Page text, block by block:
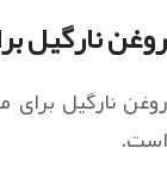
روغن نارگیل
روغن نارگیل
است.